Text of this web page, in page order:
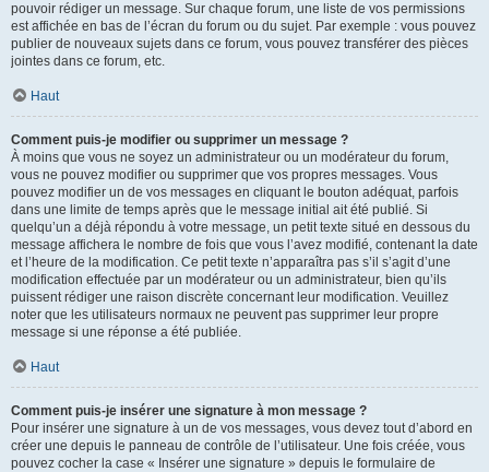
pouvoir rédiger un message. Sur chaque forum, une liste de vos permissions
est affichée en bas de l’écran du forum ou du sujet. Par exemple : vous pouvez
publier de nouveaux sujets dans ce forum, vous pouvez transférer des pièces
jointes dans ce forum, etc.
Haut
Comment puis-je modifier ou supprimer un message ?
À moins que vous ne soyez un administrateur ou un modérateur du forum,
vous ne pouvez modifier ou supprimer que vos propres messages. Vous
pouvez modifier un de vos messages en cliquant le bouton adéquat, parfois
dans une limite de temps après que le message initial ait été publié. Si
quelqu’un a déjà répondu à votre message, un petit texte situé en dessous du
message affichera le nombre de fois que vous l’avez modifié, contenant la date
et l’heure de la modification. Ce petit texte n’apparaîtra pas s’il s’agit d’une
modification effectuée par un modérateur ou un administrateur, bien qu’ils
puissent rédiger une raison discrète concernant leur modification. Veuillez
noter que les utilisateurs normaux ne peuvent pas supprimer leur propre
message si une réponse a été publiée.
Haut
Comment puis-je insérer une signature à mon message ?
Pour insérer une signature à un de vos messages, vous devez tout d’abord en
créer une depuis le panneau de contrôle de l’utilisateur. Une fois créée, vous
pouvez cocher la case « Insérer une signature » depuis le formulaire de